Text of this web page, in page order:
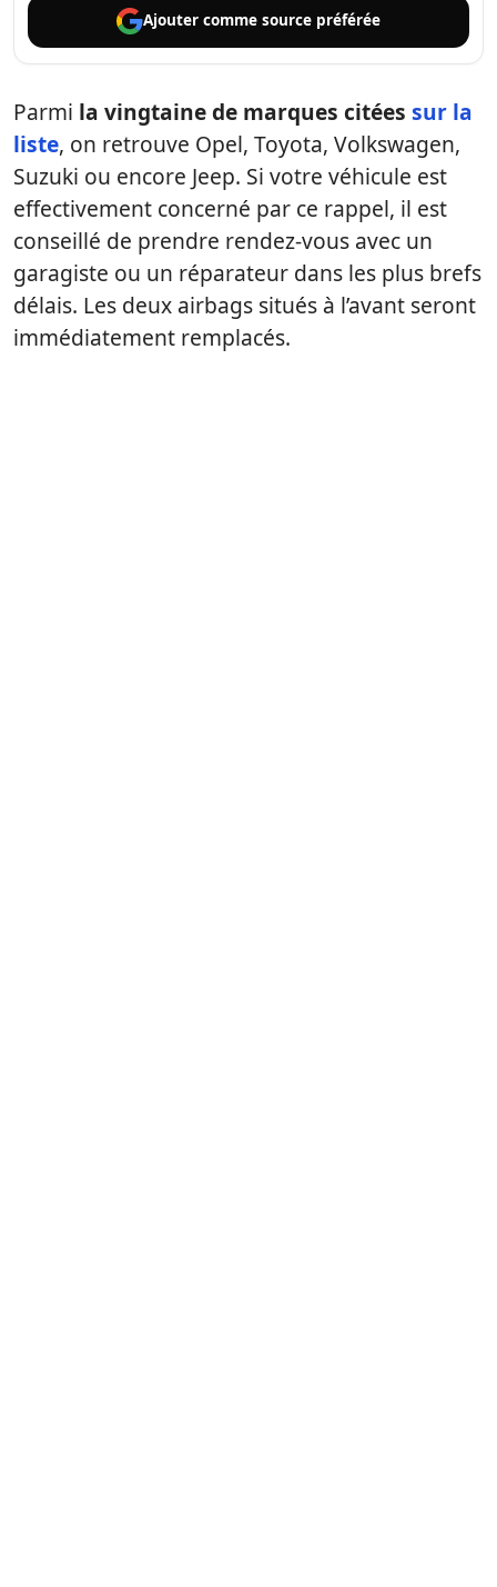
Ajouter comme source préférée
Parmi la vingtaine de marques citées sur la
liste, on retrouve Opel, Toyota, Volkswagen,
Suzuki ou encore Jeep. Si votre véhicule est
effectivement concerné par ce rappel, il est
conseillé de prendre rendez-vous avec un
garagiste ou un réparateur dans les plus brefs
délais. Les deux airbags situés à l’avant seront
immédiatement remplacés.